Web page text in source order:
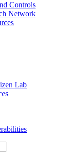
Controls
Network
Lab